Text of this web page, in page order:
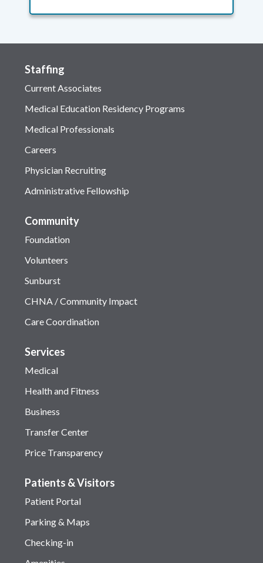
Staffing
Current Associates
Medical Education Residency Programs
Medical Professionals
Careers
Physician Recruiting
Administrative Fellowship
Community
Foundation
Volunteers
Sunburst
CHNA / Community Impact
Care Coordination
Services
Medical
Health and Fitness
Business
Transfer Center
Price Transparency
Patients & Visitors
Patient Portal
Parking & Maps
Checking-in